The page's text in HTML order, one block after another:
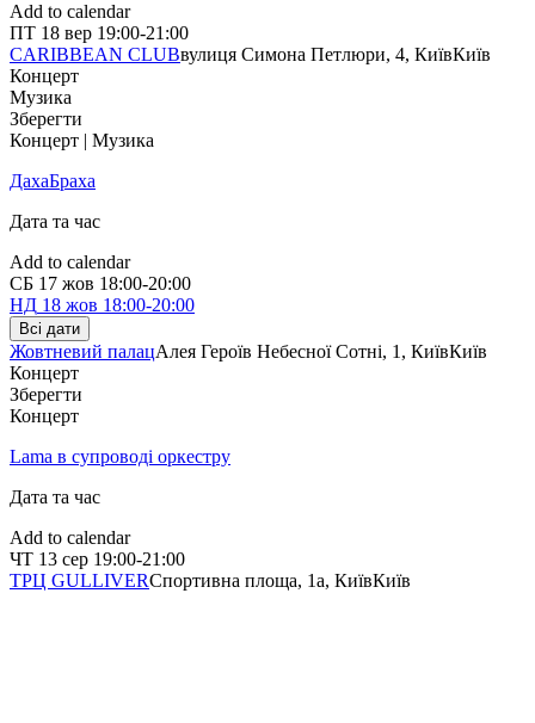
Add to calendar
ПТ 18 вер 19:00-21:00
CARIBBEAN CLUBвулиця Симона Петлюри, 4, КиївКиїв
Концерт
Музика
Зберегти
Концерт | Музика
ДахаБраха
Дата та час
Add to calendar
СБ 17 жов 18:00-20:00
НД 18 жов 18:00-20:00
Всі дати
Жовтневий палацАлея Героїв Небесної Сотні, 1, КиївКиїв
Концерт
Зберегти
Концерт
Lama в супроводі оркестру
Дата та час
Add to calendar
ЧТ 13 сер 19:00-21:00
ТРЦ GULLIVERСпортивна площа, 1a, КиївКиїв